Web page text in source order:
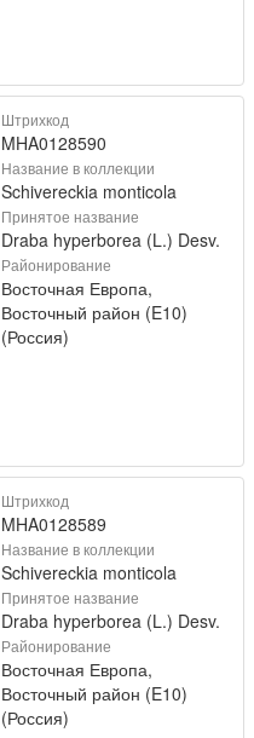
Штрихкод
MHA0128590
Название в коллекции
Schivereckia monticola
Принятое название
Draba hyperborea (L.) Desv.
Районирование
Восточная Европа,
Восточный район (E10)
(Россия)
Штрихкод
MHA0128589
Название в коллекции
Schivereckia monticola
Принятое название
Draba hyperborea (L.) Desv.
Районирование
Восточная Европа,
Восточный район (E10)
(Россия)